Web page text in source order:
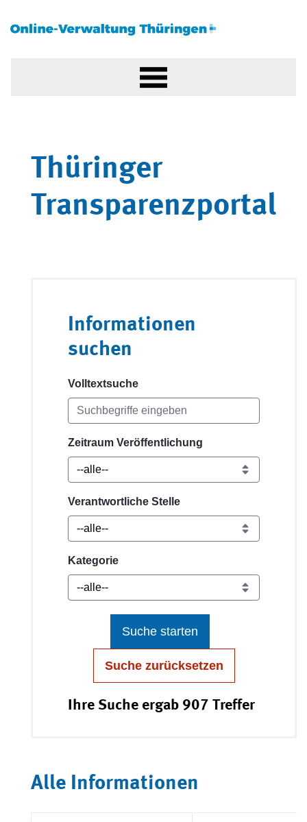
Thüringer
Transparenzportal
Informationen
suchen
Volltextsuche
Zeitraum Veröffentlichung
Verantwortliche Stelle
Kategorie
Suche starten
Suche zurücksetzen
Ihre Suche ergab 907 Treffer
Alle Informationen